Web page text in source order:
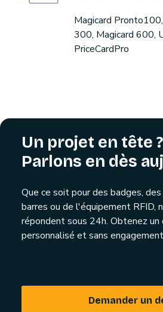
Magicard
300, Magicard 600,
PriceCardPro
Un projet en tête ?
Parlons en dès
Que ce soit pour des badges,
barres ou de l'équipement RFID,
répondent sous 24h. Obtenez un
personnalisé et sans
Demander un